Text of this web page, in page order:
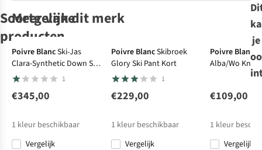
Soortgelijke
producten
Collective Of
Moving People
Trui Woman
-30%
Goldbergh
Fleece Serena
€83,30
-30%
Roxy Fleece
Chloe Kim
Print Polar
€66,50
Protest
Fleece
Ivory 1/4 Zip
Active Top
Meer van dit merk
Poivre BlancSki-Jas
Clara-Synthetic Down Ski
Jacket
1
€345,00
1 kleur beschikbaar
Vergelijk
Poivre BlancSkibroek
Glory Ski Pant Kort
1
€229,00
1 kleur beschikbaar
Vergelijk
Poivre Blanc
Alba/Wo Knit
€109,00
1 kleur
Vergelijk
je